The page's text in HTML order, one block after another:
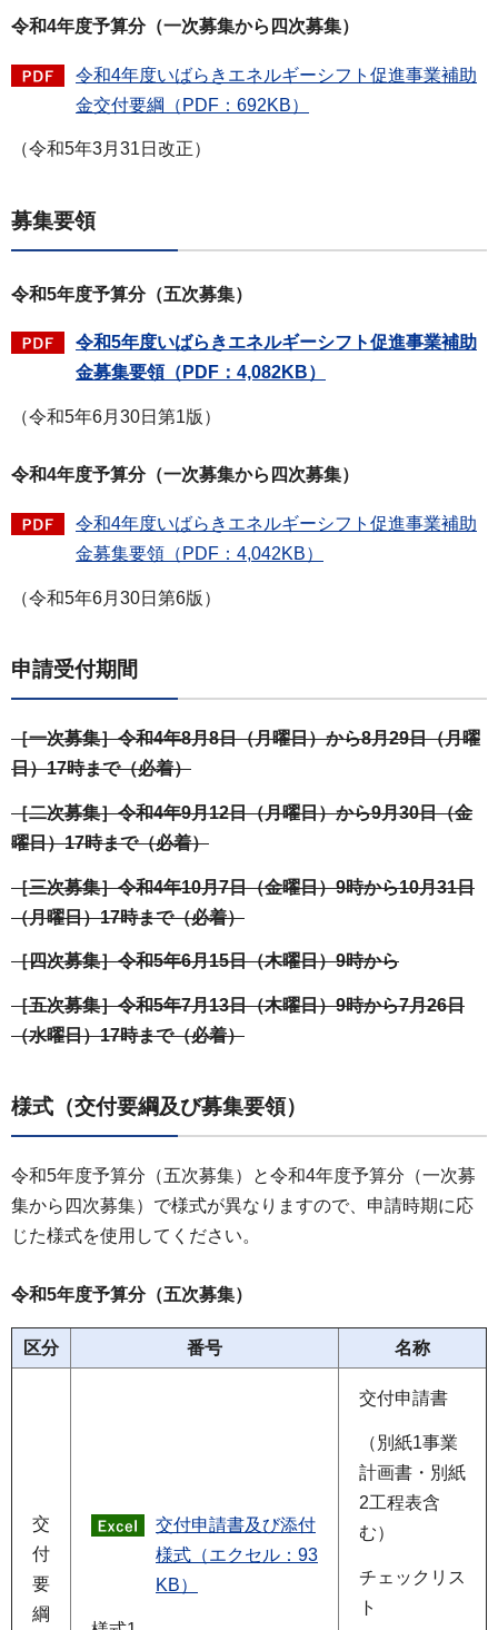
令和4年度予算分（一次募集から四次募集）
令和4年度いばらきエネルギーシフト促進事業補助
金交付要綱（PDF：692KB）
（令和5年3月31日改正）
募集要領
令和5年度予算分（五次募集）
令和5年度いばらきエネルギーシフト促進事業補助
金募集要領（PDF：4,082KB）
（令和5年6月30日第1版）
令和4年度予算分（一次募集から四次募集）
令和4年度いばらきエネルギーシフト促進事業補助
金募集要領（PDF：4,042KB）
（令和5年6月30日第6版）
申請受付期間
［一次募集］令和4年8月8日（月曜日）から8月29日（月曜
日）17時まで（必着）
［二次募集］令和4年9月12日（月曜日）から9月30日（金
曜日）17時まで（必着）
［三次募集］令和4年10月7日（金曜日）9時から10月31日
（月曜日）17時まで（必着）
［四次募集］令和5年6月15日（木曜日）9時から
［五次募集］令和5年7月13日（木曜日）9時から7月26日
（水曜日）17時まで（必着）
様式（交付要綱及び募集要領）
令和5年度予算分（五次募集）と令和4年度予算分（一次募
集から四次募集）で様式が異なりますので、申請時期に応
じた様式を使用してください。
令和5年度予算分（五次募集）
区分 番号 名称
交
付
要
綱
交付申請書及び添付
様式（エクセル：93
KB）
交付申請書
（別紙1事業
計画書・別紙
2工程表含
む）
チェックリス
ト